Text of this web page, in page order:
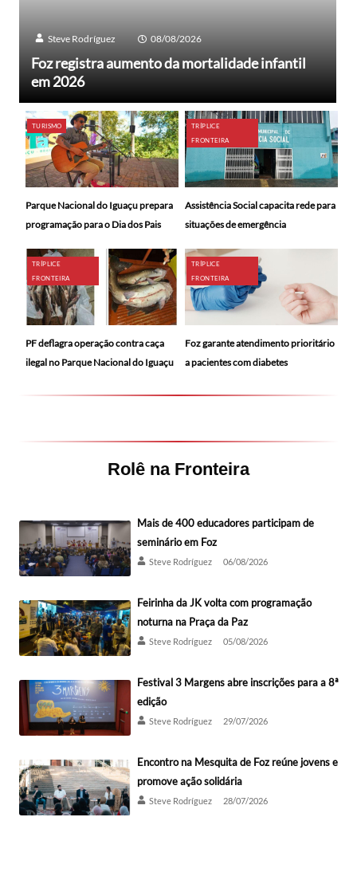
Steve Rodríguez 08/08/2026
Foz registra aumento da mortalidade infantil
em 2026
TURISMO
Parque Nacional do Iguaçu prepara
programação para o Dia dos Pais
TRÍPLICE
FRONTEIRA
Assistência Social capacita rede para
situações de emergência
TRÍPLICE
FRONTEIRA
PF deflagra operação contra caça
ilegal no Parque Nacional do Iguaçu
TRÍPLICE
FRONTEIRA
Foz garante atendimento prioritário
a pacientes com diabetes
Rolê na Fronteira
Mais de 400 educadores participam de
seminário em Foz
Steve Rodríguez 06/08/2026
Feirinha da JK volta com programação
noturna na Praça da Paz
Steve Rodríguez 05/08/2026
Festival 3 Margens abre inscrições para a 8ª
edição
Steve Rodríguez 29/07/2026
Encontro na Mesquita de Foz reúne jovens e
promove ação solidária
Steve Rodríguez 28/07/2026